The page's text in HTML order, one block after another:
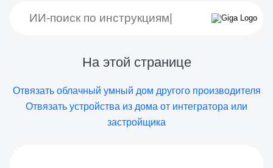
На этой странице
Отвязать облачный умный дом другого производителя
Отвязать устройства из дома от интегратора или
застройщика